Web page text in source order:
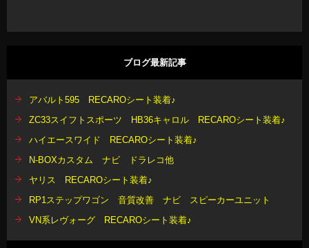
ブログ最新記事
アバルト595 RECAROシート装着♪
ZC33スイフトスポーツ HB36キャロル RECAROシート装着♪
ハイエースワイド RECAROシート装着♪
N-BOXカスタム ナビ ドラレコ他
ヤリス RECAROシート装着♪
RP1ステップワゴン 音質改善 ナビ スピーカーユニット
VN系レヴォーグ RECAROシート装着♪